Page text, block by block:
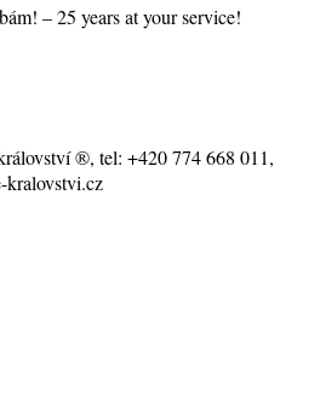
– 25 years at your service!
®, tel: +420 774 668 011,
kralovstvi.cz